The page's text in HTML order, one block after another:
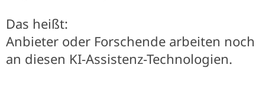
Das heißt:
Anbieter oder Forschende arbeiten noch
an diesen KI-Assistenz-Technologien.